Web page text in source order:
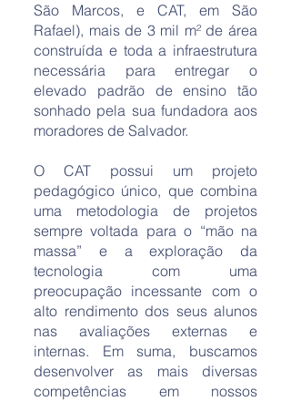
São Marcos, e CAT, em São
Rafael), mais de 3 mil m² de área
construída e toda a infraestrutura
necessária para entregar o
elevado padrão de ensino tão
sonhado pela sua fundadora aos
moradores de Salvador.
O CAT possui um projeto
pedagógico único, que combina
uma metodologia de projetos
sempre voltada para o “mão na
massa” e a exploração da
tecnologia com uma
preocupação incessante com o
alto rendimento dos seus alunos
nas avaliações externas e
internas. Em suma, buscamos
desenvolver as mais diversas
competências em nossos